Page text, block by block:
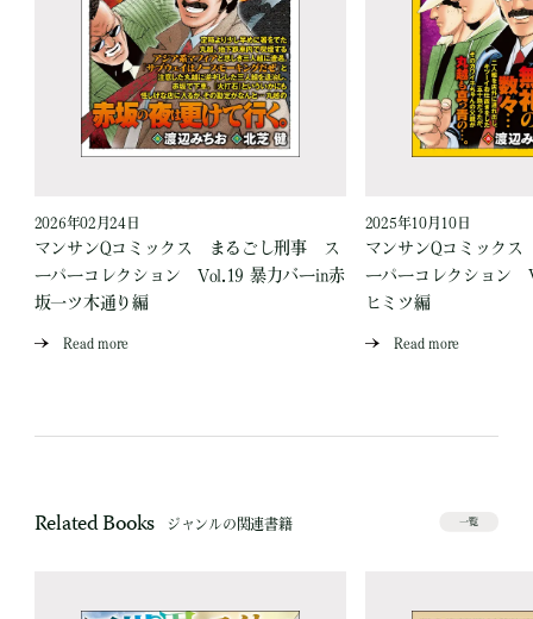
2026年02月24日
マンサンQコミックス まるごし刑事 ス
ーパーコレクション Vol.19 暴力バーin赤
坂一ツ木通り編
Read more
2025年10月10日
マンサンQコミック
ーパーコレクション
ヒミツ編
Read more
Related Books ジャンルの関連書籍 一覧